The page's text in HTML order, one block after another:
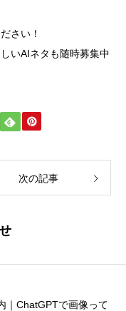
さい！
いAIネタも随時募集中
次の記事
｜ChatGPTで画像って